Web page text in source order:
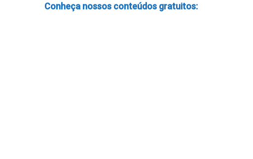
Conheça nossos conteúdos gratuitos: